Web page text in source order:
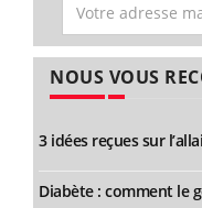
NOUS VOUS
3 idées reçues sur
Diabète : comment le